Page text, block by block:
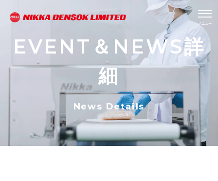
EVENT＆NEWS詳
細
News Details